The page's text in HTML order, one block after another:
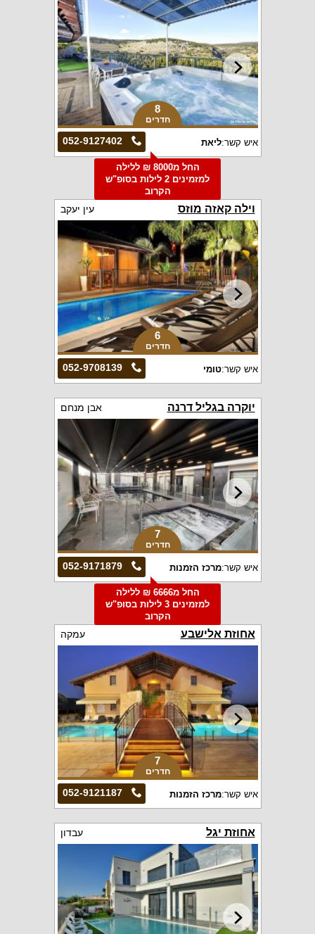
8
חדרים
052-9127402 איש קשר:ליאת
החל מ8000 ₪ ללילה
למזמינים 2 לילות בסופ"ש
הקרוב
וילה קאזה מוזס עין יעקב
6
חדרים
052-9708139 איש קשר:טומי
יוקרה בגליל דרנה אבן מנחם
7
חדרים
052-9171879 איש קשר:מרכז הזמנות
החל מ6666 ₪ ללילה
למזמינים 3 לילות בסופ"ש
הקרוב
אחוזת אלישבע עמקה
7
חדרים
052-9121187 איש קשר:מרכז הזמנות
אחוזת יגל עבדון